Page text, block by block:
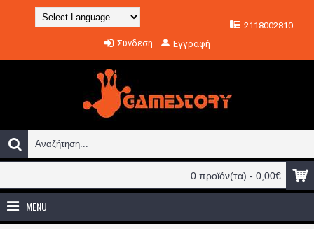
Translate
2118002810
Σύνδεση
Εγγραφή
0 προϊόν(τα) - 0,00€
MENU